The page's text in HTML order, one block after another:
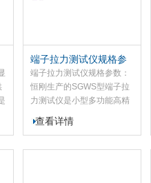
端子拉力测试仪规格参
数
端子拉力测试仪规格参数：
恒刚生产的SGWS型端子拉
力测试仪是小型多功能高精
度的推拉力测试仪器。本款
端子拉力测试仪适用于产品
查看详情